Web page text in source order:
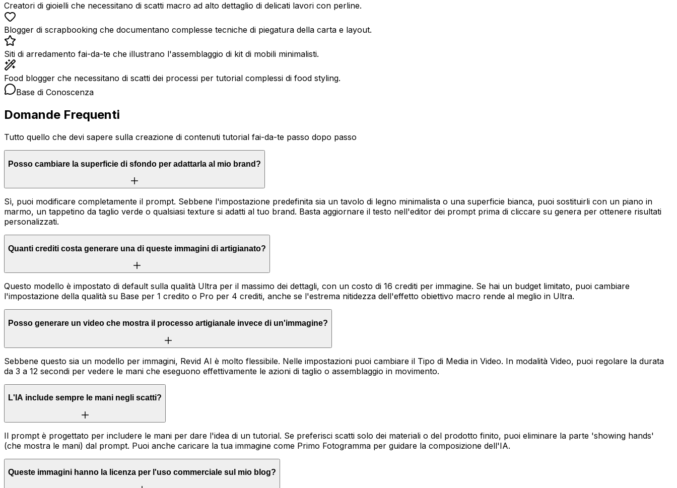
Creatori di gioielli che necessitano di scatti macro ad alto dettaglio di delicati lavori con perline.
Blogger di scrapbooking che documentano complesse tecniche di piegatura della carta e layout.
Siti di arredamento fai-da-te che illustrano l'assemblaggio di kit di mobili minimalisti.
Food blogger che necessitano di scatti dei processi per tutorial complessi di food styling.
Base di Conoscenza
Domande Frequenti
Tutto quello che devi sapere sulla creazione di contenuti tutorial fai-da-te passo dopo passo
Posso cambiare la superficie di sfondo per adattarla al mio brand?
Sì, puoi modificare completamente il prompt. Sebbene l'impostazione predefinita sia un tavolo di legno minimalista o una superficie bianca, puoi sostituirli con un piano in
marmo, un tappetino da taglio verde o qualsiasi texture si adatti al tuo brand. Basta aggiornare il testo nell'editor dei prompt prima di cliccare su genera per ottenere risultati
personalizzati.
Quanti crediti costa generare una di queste immagini di artigianato?
Questo modello è impostato di default sulla qualità Ultra per il massimo dei dettagli, con un costo di 16 crediti per immagine. Se hai un budget limitato, puoi cambiare
l'impostazione della qualità su Base per 1 credito o Pro per 4 crediti, anche se l'estrema nitidezza dell'effetto obiettivo macro rende al meglio in Ultra.
Posso generare un video che mostra il processo artigianale invece di un'immagine?
Sebbene questo sia un modello per immagini, Revid AI è molto flessibile. Nelle impostazioni puoi cambiare il Tipo di Media in Video. In modalità Video, puoi regolare la durata
da 3 a 12 secondi per vedere le mani che eseguono effettivamente le azioni di taglio o assemblaggio in movimento.
L'IA include sempre le mani negli scatti?
Il prompt è progettato per includere le mani per dare l'idea di un tutorial. Se preferisci scatti solo dei materiali o del prodotto finito, puoi eliminare la parte 'showing hands'
(che mostra le mani) dal prompt. Puoi anche caricare la tua immagine come Primo Fotogramma per guidare la composizione dell'IA.
Queste immagini hanno la licenza per l'uso commerciale sul mio blog?